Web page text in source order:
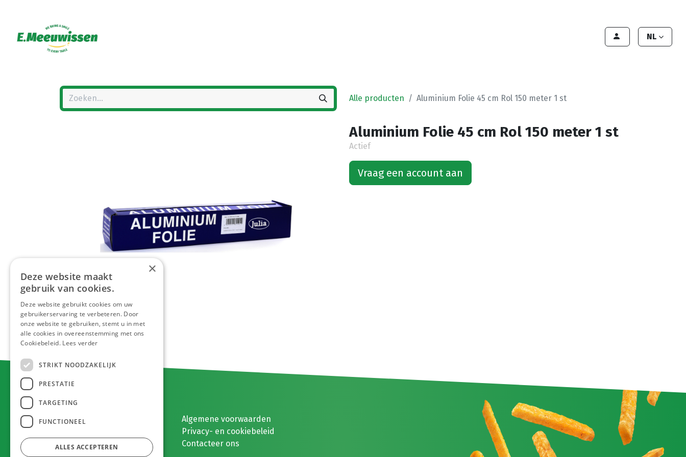
NL
Alle producten Aluminium Folie 45 cm Rol 150 meter 1 st
Aluminium Folie 45 cm Rol 150 meter 1 st
Actief
Vraag een account aan
E. MEEUWISSEN BV
Gaston Eyskenslaan 2
3900 Pelt, België
Algemene voorwaarden
Privacy- en cookiebeleid
Contacteer ons
×
Deze website maakt
gebruik van cookies.
Deze website gebruikt cookies om uw
gebruikerservaring te verbeteren. Door
onze website te gebruiken, stemt u in met
alle cookies in overeenstemming met ons
Cookiebeleid. Lees verder
STRIKT NOODZAKELIJK
PRESTATIE
TARGETING
FUNCTIONEEL
ALLES ACCEPTEREN